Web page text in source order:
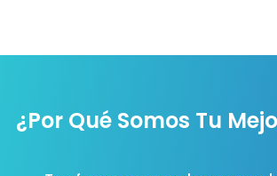
¿Por Qué Somos Tu